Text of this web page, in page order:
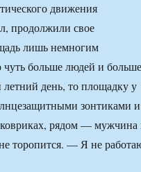
движения
продолжили свое
лишь немногим
чуть больше людей и больше
день, то площадку у
зонтиками и
рядом — мужчина
торопится. — Я не